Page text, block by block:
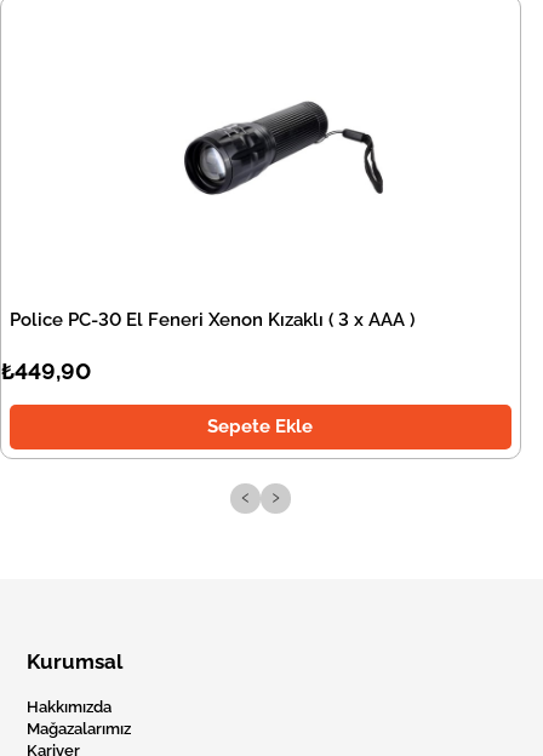
Police PC-30 El Feneri Xenon Kızaklı ( 3 x AAA )
₺449,90
Sepete Ekle
‹ ›
Kurumsal
Hakkımızda
Mağazalarımız
Kariyer